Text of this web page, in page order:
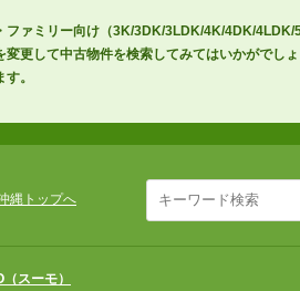
ファミリー向け（3K/3DK/3LDK/4K/4DK/
変更して中古物件を検索してみてはいかがでし
。
縄トップへ
スーモ）